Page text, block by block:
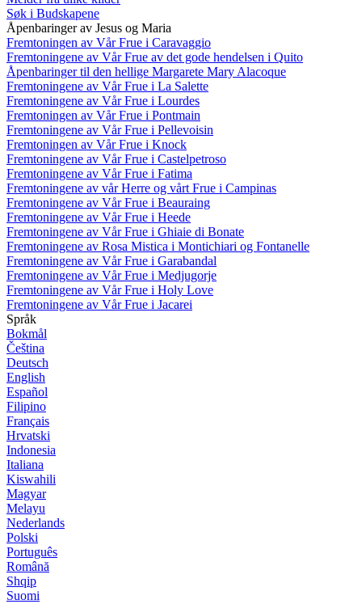
Søk i Budskapene
Åpenbaringer av Jesus og Maria
Fremtoningen av Vår Frue i Caravaggio
Fremtoningene av Vår Frue av det gode hendelsen i Quito
Åpenbaringer til den hellige Margarete Mary Alacoque
Fremtoningene av Vår Frue i La Salette
Fremtoningene av Vår Frue i Lourdes
Fremtoningen av Vår Frue i Pontmain
Fremtoningene av Vår Frue i Pellevoisin
Fremtoningen av Vår Frue i Knock
Fremtoningene av Vår Frue i Castelpetroso
Fremtoningene av Vår Frue i Fatima
Fremtoningene av vår Herre og vårt Frue i Campinas
Fremtoningene av Vår Frue i Beauraing
Fremtoningene av Vår Frue i Heede
Fremtoningene av Vår Frue i Ghiaie di Bonate
Fremtoningene av Rosa Mistica i Montichiari og Fontanelle
Fremtoningene av Vår Frue i Garabandal
Fremtoningene av Vår Frue i Medjugorje
Fremtoningene av Vår Frue i Holy Love
Fremtoningene av Vår Frue i Jacarei
Språk
Bokmål
Čeština
Deutsch
English
Español
Filipino
Français
Hrvatski
Indonesia
Italiana
Kiswahili
Magyar
Melayu
Nederlands
Polski
Português
Română
Shqip
Suomi